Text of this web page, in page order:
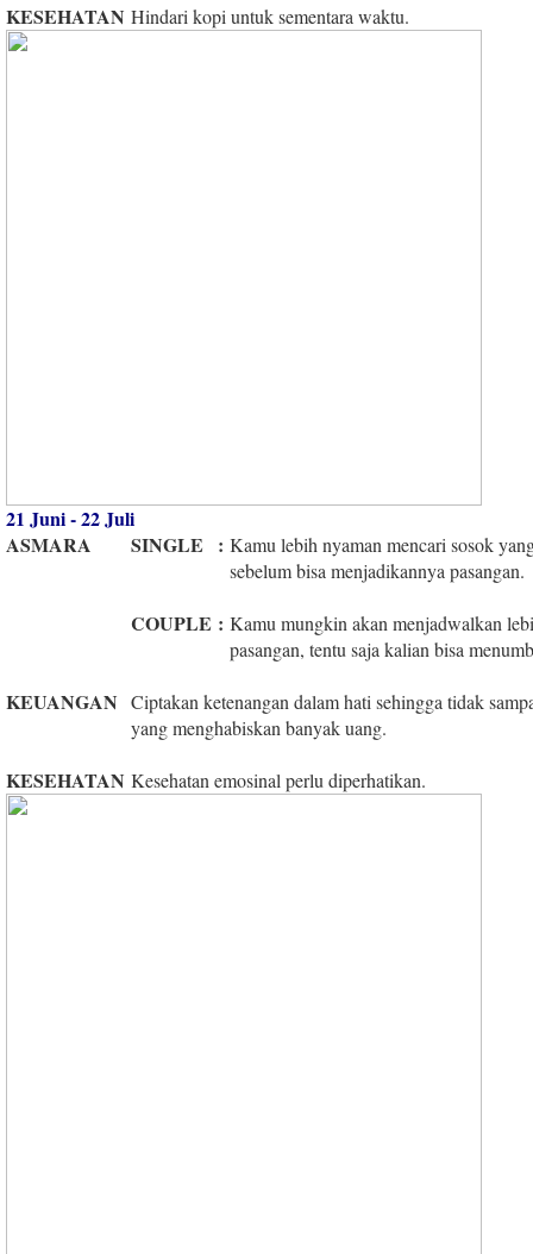
KESEHATAN Hindari kopi untuk sementara waktu.
21 Juni - 22 Juli
ASMARA
SINGLE : Kamu lebih nyaman mencari sosok
sebelum bisa menjadikannya pasangan.
COUPLE : Kamu mungkin akan menjadwalkan
pasangan, tentu saja kalian bisa
KEUANGAN Ciptakan ketenangan dalam hati sehingga tidak
yang menghabiskan banyak uang.
KESEHATAN Kesehatan emosinal perlu diperhatikan.